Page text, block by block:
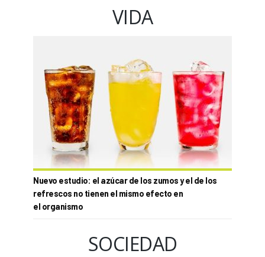
VIDA
Nuevo estudio: el azúcar de los zumos y el de los
refrescos no tienen el mismo efecto en
el organismo
SOCIEDAD